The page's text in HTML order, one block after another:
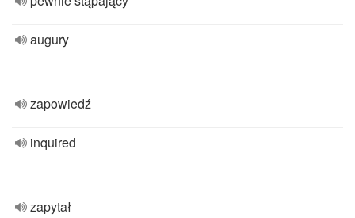
augury
zapowiedź
inquired
zapytał